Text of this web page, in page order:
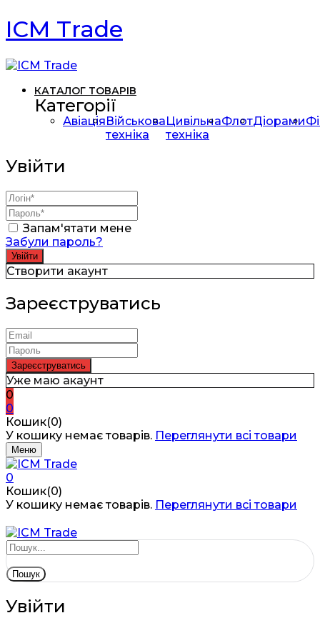
ICM Trade
КАТАЛОГ ТОВАРІВ
Категорії
АвіаціяВійськова
техніка
Цивільна
техніка
ФлотДіорами
Увійти
Запам'ятати мене
Забули пароль?
Створити акаунт
Зареєструватись
Уже маю акаунт
0
0
Кошик(0)
У кошику немає товарів. Переглянути всі товари
Меню
0
Кошик(0)
У кошику немає товарів. Переглянути всі товари
Пошук
Увійти